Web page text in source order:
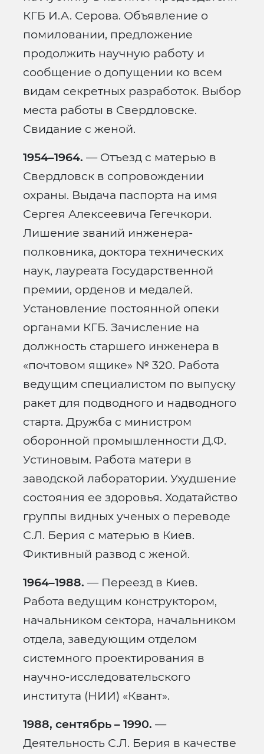
КГБ И.А. Серова. Объявление о
помиловании, предложение
продолжить научную работу и
сообщение о допущении ко всем
видам секретных разработок. Выбор
места работы в Свердловске.
Свидание с женой.
1954–1964. — Отъезд с матерью в
Свердловск в сопровождении
охраны. Выдача паспорта на имя
Сергея Алексеевича Гегечкори.
Лишение званий инженера-
полковника, доктора технических
наук, лауреата Государственной
премии, орденов и медалей.
Установление постоянной опеки
органами КГБ. Зачисление на
должность старшего инженера в
«почтовом ящике» № 320. Работа
ведущим специалистом по выпуску
ракет для подводного и надводного
старта. Дружба с министром
оборонной промышленности Д.Ф.
Устиновым. Работа матери в
заводской лаборатории. Ухудшение
состояния ее здоровья. Ходатайство
группы видных ученых о переводе
С.Л. Берия с матерью в Киев.
Фиктивный развод с женой.
1964–1988. — Переезд в Киев.
Работа ведущим конструктором,
начальником сектора, начальником
отдела, заведующим отделом
системного проектирования в
научно-исследовательского
института (НИИ) «Квант».
1988, сентябрь – 1990. —
Деятельность С.Л. Берия в качестве